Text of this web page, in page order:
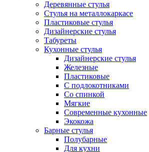
Деревянные стулья
Стулья на металлокаркасе
Пластиковые стулья
Дизайнерские стулья
Табуреты
Кухонные стулья
Дизайнерские стулья
Железные
Пластиковые
С подлокотниками
Со спинкой
Мягкие
Современные кухонные
Экокожа
Барные стулья
Полубарные
Для кухни